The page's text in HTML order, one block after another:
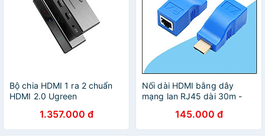
Bộ chia HDMI 1 ra 2 chuẩn
HDMI 2.0 Ugreen
1.357.000 đ
Nối dài HDMI bằng dây
mạng lan RJ45 dài 30m -
Nhập Khẩu145.000 đ